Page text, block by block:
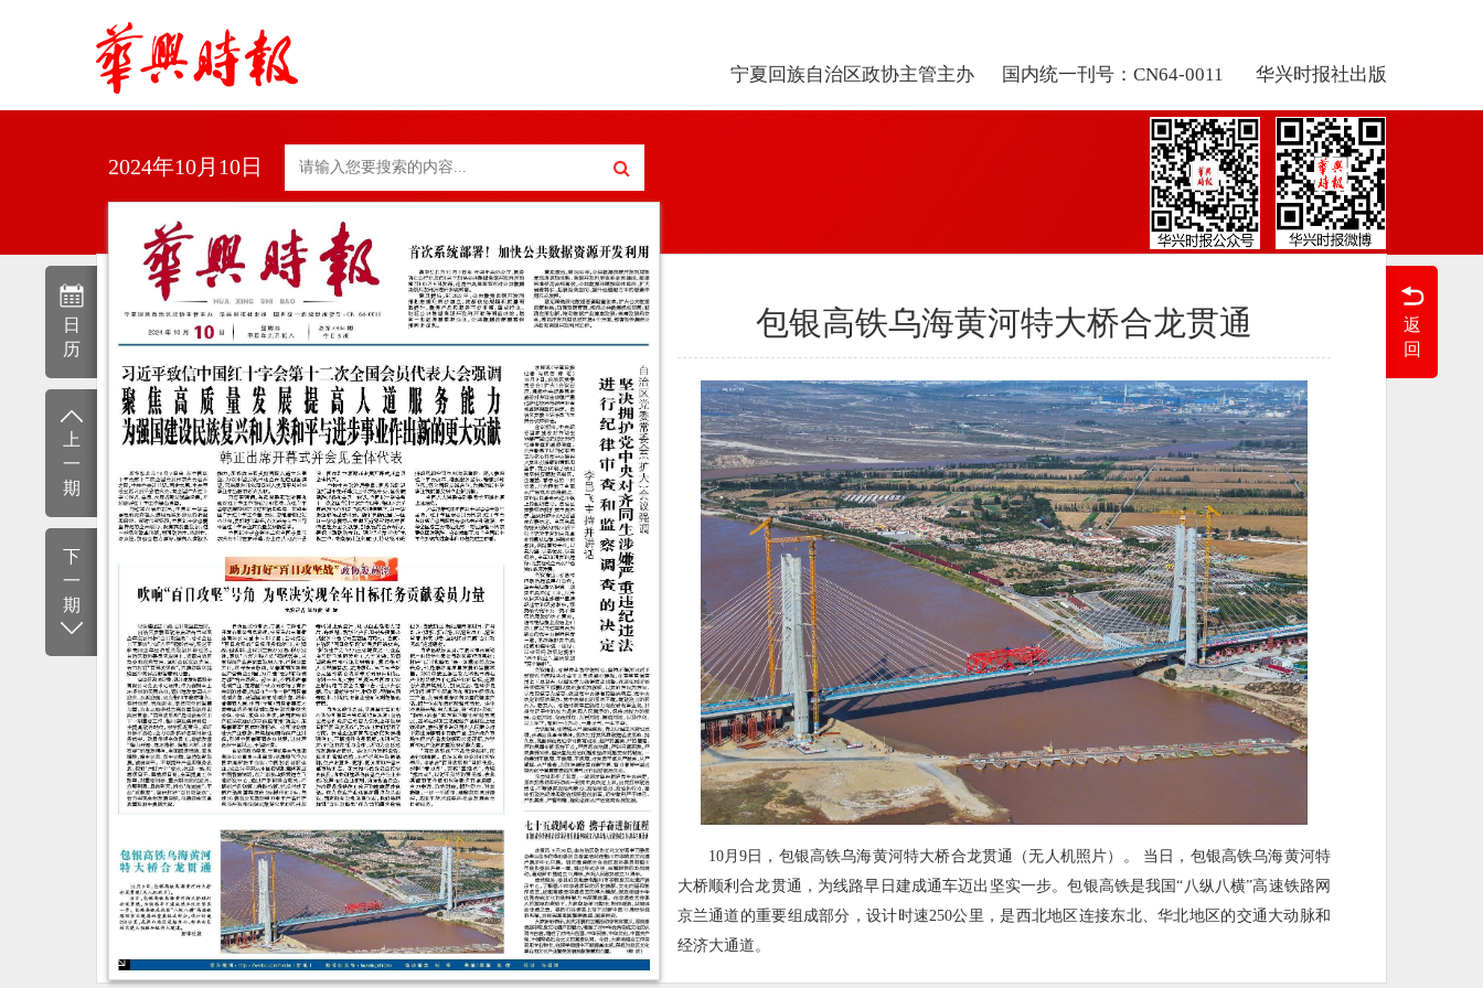
宁夏回族自治区政协主管主办 国内统一刊号：CN64-0011 华兴时报社出版
日
历
上
一
期
下
一
期
返
回
2024年10月10日
包银高铁乌海黄河特大桥合龙贯通
10月9日，包银高铁乌海黄河特大桥合龙贯通（无人机照片）。 当日，包银高铁乌海黄河特
大桥顺利合龙贯通，为线路早日建成通车迈出坚实一步。包银高铁是我国“八纵八横”高速铁路网
京兰通道的重要组成部分，设计时速250公里，是西北地区连接东北、华北地区的交通大动脉和
经济大通道。